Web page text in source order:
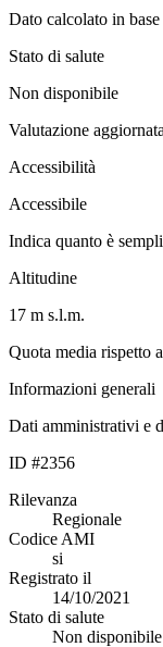
Dato calcolato in
Stato di salute
Non disponibile
Valutazione
Accessibilità
Accessibile
Indica quanto è
Altitudine
17 m s.l.m.
Quota media rispetto
Informazioni generali
Dati amministrativi e
ID #2356
Rilevanza
Regionale
Codice AMI
si
Registrato il
14/10/2021
Stato di salute
Non disponibile